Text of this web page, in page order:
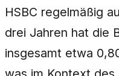
HSBC regelmäßig
drei Jahren hat die
insgesamt etwa